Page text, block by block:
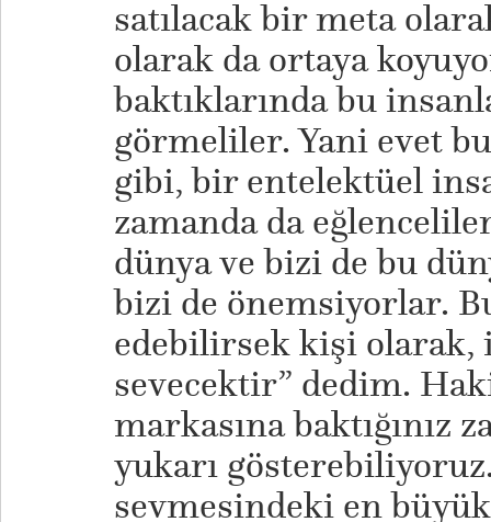
satılacak bir meta
olarak da ortaya
baktıklarında bu
görmeliler. Yani evet
gibi, bir entelektüel
zamanda da
dünya ve bizi de bu
bizi de önemsiyorlar.
edebilirsek kişi olarak,
sevecektir” dedim.
markasına baktığınız
yukarı
sevmesindeki en